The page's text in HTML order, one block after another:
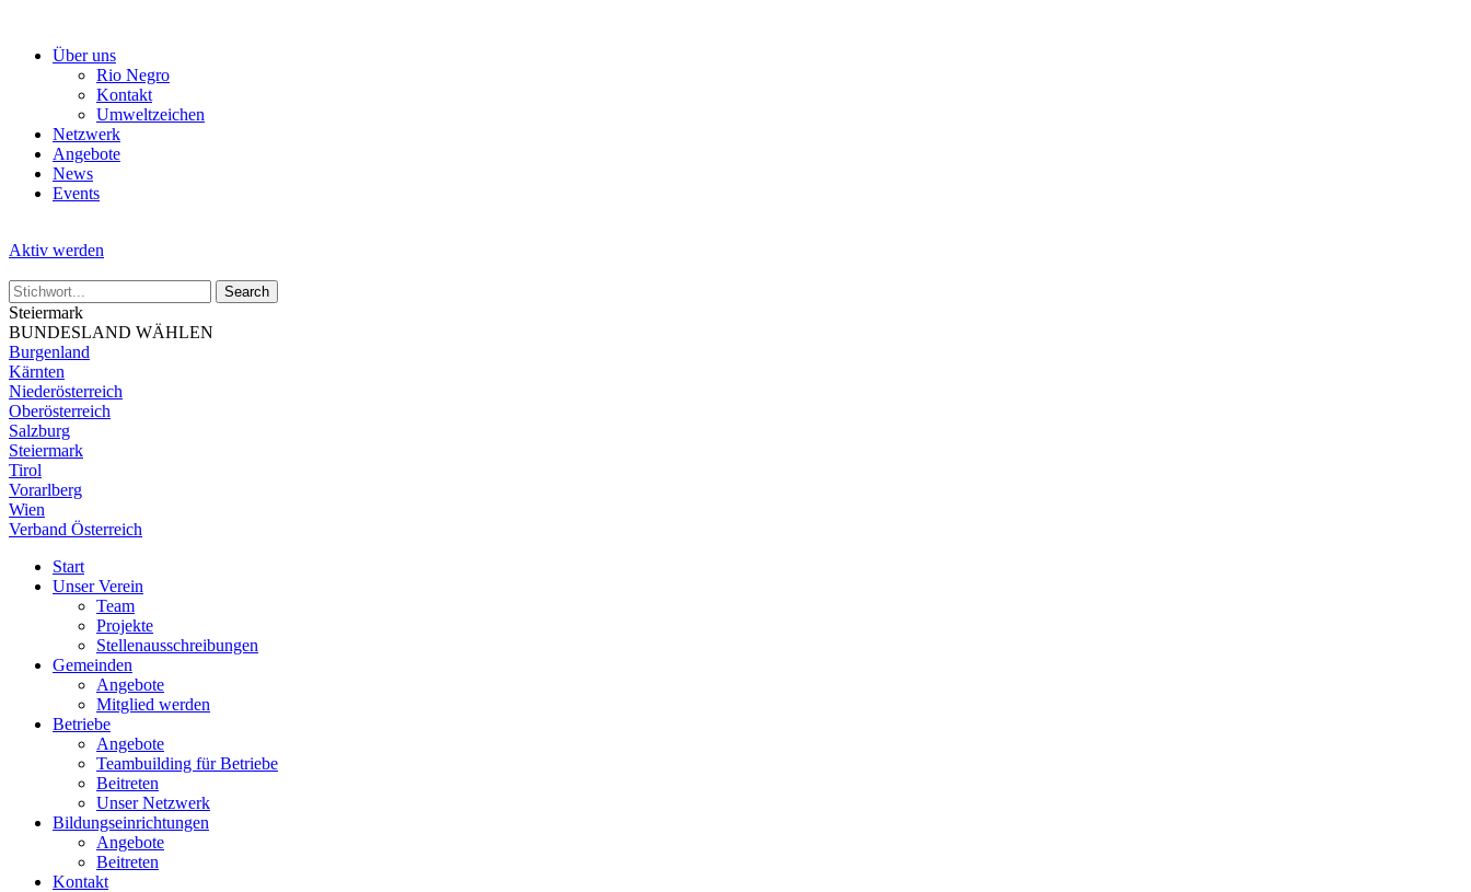
Über uns
Rio Negro
Kontakt
Umweltzeichen
Netzwerk
Angebote
News
Events
Aktiv werden
Steiermark
BUNDESLAND WÄHLEN
Burgenland
Kärnten
Niederösterreich
Oberösterreich
Salzburg
Steiermark
Tirol
Vorarlberg
Wien
Verband Österreich
Start
Unser Verein
Team
Projekte
Stellenausschreibungen
Gemeinden
Angebote
Mitglied werden
Betriebe
Angebote
Teambuilding für Betriebe
Beitreten
Unser Netzwerk
Bildungseinrichtungen
Angebote
Beitreten
Kontakt